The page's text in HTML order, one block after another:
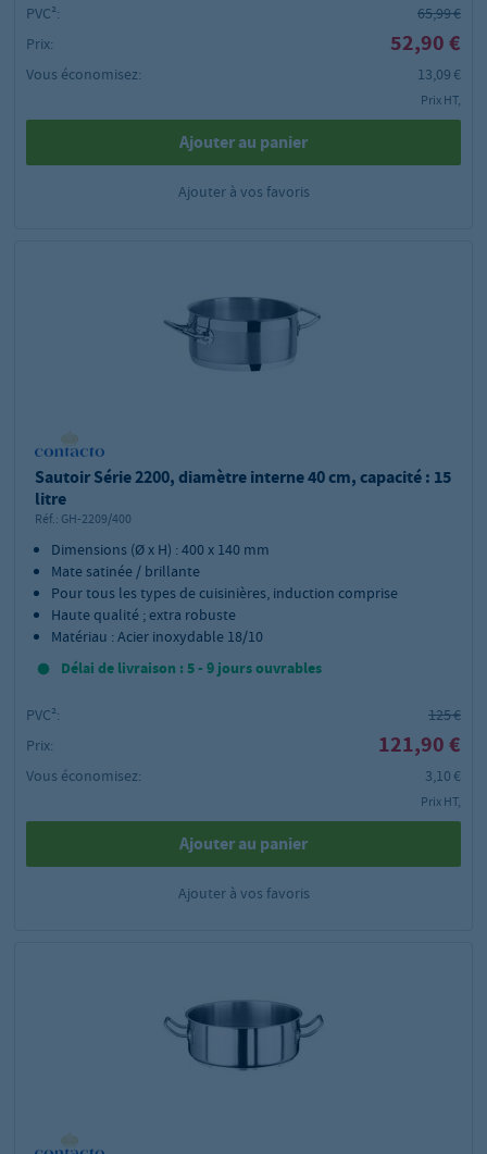
PVC²:
65,99 €
Prix:
52,90 €
Vous économisez: 13,09 €
Prix HT,
Ajouter au panier
Ajouter à vos favoris
Sautoir Série 2200, diamètre interne 40 cm, capacité : 15
litre
Réf.: GH-2209/400
Dimensions (Ø x H) : 400 x 140 mm
Mate satinée / brillante
Pour tous les types de cuisinières, induction comprise
Haute qualité ; extra robuste
Matériau : Acier inoxydable 18/10
Délai de livraison : 5 - 9 jours ouvrables
PVC²:
125 €
Prix:
121,90 €
Vous économisez: 3,10 €
Prix HT,
Ajouter au panier
Ajouter à vos favoris